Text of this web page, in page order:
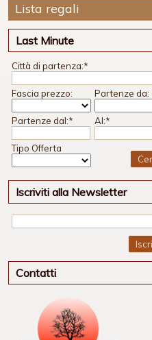
Lista regali
Last Minute
Città di partenza:*
Fascia prezzo: Partenze da:
Partenze dal:* Al:*
Tipo Offerta
Iscriviti alla Newsletter
Contatti